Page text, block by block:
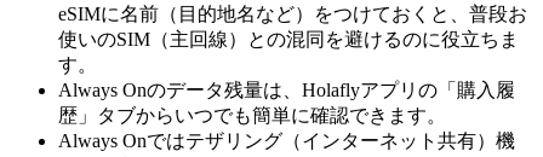
eSIMに名前（目的地名など）をつけておくと、普段お
使いのSIM（主回線）との混同を避けるのに役立ちま
す。
Always Onのデータ残量は、Holaflyアプリの「購入履
歴」タブからいつでも簡単に確認できます。
Always Onではテザリング（インターネット共有）機